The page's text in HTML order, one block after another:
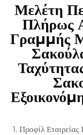
Μελέτη
Πλήρως
Γραμμής
1. Προφίλ